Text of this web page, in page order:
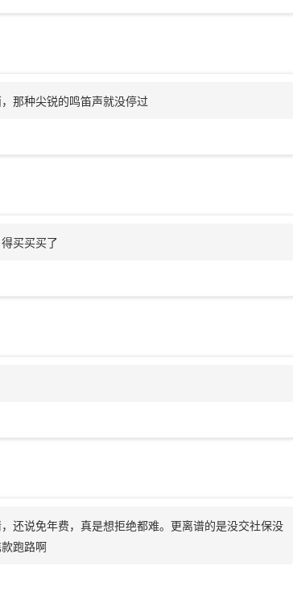
那种尖锐的鸣笛声就没停过
买买买了
还说免年费，真是想拒绝都难。更离谱的是没交社保没
跑路啊